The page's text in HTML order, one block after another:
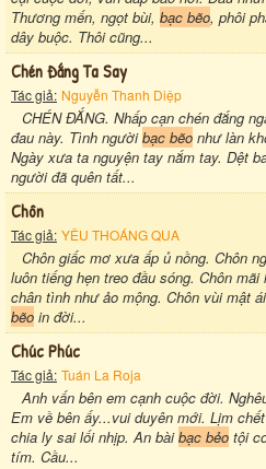
Thương mến, ngọt bùi, bạc bẽo, phôi
dây buộc. Thôi cũng...
Chén Đắng Ta Say
Tác giả: Nguyễn Thanh Diệp
CHÉN ĐẮNG. Nhấp cạn chén đắng
đau này. Tình ngườibạc bẽo như làn
Ngày xưa ta nguyện tay nắm tay. Dệt
người đã quên tất...
Chôn
Tác giả: YÊU THOÁNG QUA
Chôn giấc mơ xưa ấp ủ nồng. Chôn
luôn tiếng hẹn treo đầu sóng. Chôn
chân tình như ảo mộng. Chôn vùi mật
bẽo in đời...
Chúc Phúc
Tác giả: Tuán La Roja
Anh vấn bên em cạnh cuộc đời.
Em về bên ấy...vui duyên mới. Lịm
chia ly sai lối nhịp. An bàibạc bẻo tội
tím. Cầu...